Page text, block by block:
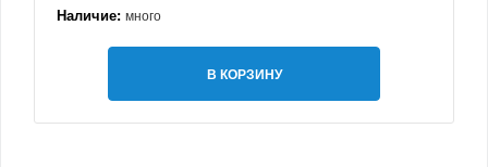
Наличие: много
В КОРЗИНУ